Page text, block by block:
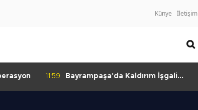
Künye İletişim
11:59
Bayrampaşa'da Kaldırım İşgali